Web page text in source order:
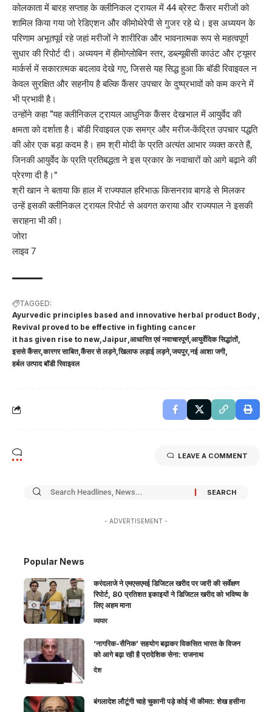
कोलकाता में बारह सप्ताह के क्लीनिकल ट्रायल में 44 ब्रेस्ट कैंसर मरीजों को
शामिल किया गया जो रेडिएशन और कीमोथेरेपी से गुजर रहे थे। इस अध्ययन के
परिणाम अभूतपूर्व रहे जहां मरीजों ने शारीरिक और भावनात्मक रूप से महत्वपूर्ण
सुधार की रिपोर्ट दी। अध्ययन में हीमोग्लोबिन स्तर, डब्ल्यूबीसी काउंट और ट्यूमर
मार्कर्स में सकारात्मक बदलाव देखे गए, जिससे यह सिद्ध हुआ कि बॉडी रिवाइवल न
केवल सुरक्षित और सहनीय है बल्कि कैंसर उपचार के दुष्प्रभावों को कम करने में
भी प्रभावी है।
उन्होंने कहा “यह क्लीनिकल ट्रायल आधुनिक कैंसर देखभाल में आयुर्वेद की
क्षमता को दर्शाता है। बॉडी रिवाइवल एक समग्र और मरीज-केंद्रित उपचार पद्धति
की ओर एक बड़ा कदम है। हम श्री मोदी के प्रति अत्यंत आभार व्यक्त करते हैं,
जिनकी आयुर्वेद के प्रति प्रतिबद्धता ने इस प्रकार के नवाचारों को आगे बढ़ाने की
प्रेरणा दी है।”
श्री खान ने बताया कि हाल में राज्यपाल हरिभाऊ किसनराव बागडे से मिलकर
उन्हें इसकी क्लीनिकल ट्रायल रिपोर्ट से अवगत कराया और राज्यपाल ने इसकी
सराहना भी की।
जोरा
लाइव 7
TAGGED:
Ayurvedic principles based and innovative herbal product Body
Revival proved to be effective in fighting cancer
it has given rise to new Jaipur आधारित एवं नवाचारपूर्ण आयुर्वेदिक सिद्धांतों
इससे कैंसर कारगर साबित कैंसर से लड़ने खिलाफ लड़ाई लड़ने जयपुर नई आशा जगी
हर्बल उत्पाद बॉडी रिवाइवल
LEAVE A COMMENT
- ADVERTISEMENT -
Popular News
करंदलाजे ने एमएसएमई डिजिटल खरीद पर जारी की सर्वेक्षण
रिपोर्ट, 80 प्रतिशत इकाइयों ने डिजिटल खरीद को भविष्य के
लिए अहम माना
व्यापार
‘नागरिक-सैनिक’ सहयोग बढ़ाकर विकसित भारत के विजन
को आगे बढ़ा रही है प्रादेशिक सेना: राजनाथ
देश
बंगलादेश लौटूंगी चाहे चुकानी पड़े कोई भी कीमत: शेख हसीना